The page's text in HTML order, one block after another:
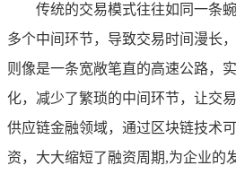
传统的交易模式往往如同一条
多个中间环节，导致交易时间漫长
则像是一条宽敞笔直的高速公路，
化，减少了繁琐的中间环节，让交
供应链金融领域，通过区块链技术
资，大大缩短了融资周期,为企业的